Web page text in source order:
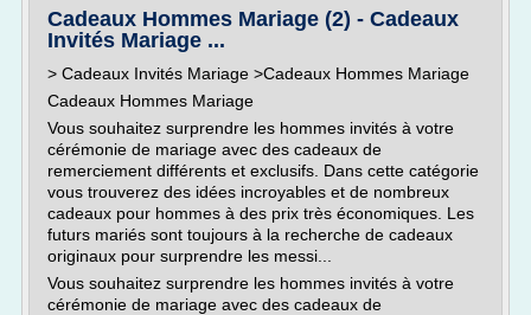
Cadeaux Hommes Mariage (2) - Cadeaux
Invités Mariage ...
> Cadeaux Invités Mariage >Cadeaux Hommes Mariage
Cadeaux Hommes Mariage
Vous souhaitez surprendre les hommes invités à votre
cérémonie de mariage avec des cadeaux de
remerciement différents et exclusifs. Dans cette catégorie
vous trouverez des idées incroyables et de nombreux
cadeaux pour hommes à des prix très économiques. Les
futurs mariés sont toujours à la recherche de cadeaux
originaux pour surprendre les messi...
Vous souhaitez surprendre les hommes invités à votre
cérémonie de mariage avec des cadeaux de